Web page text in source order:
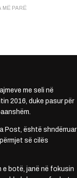
MË PARË
me seli në
2016, duke pasur për
Post, është shndërruar
së cilës
e botë, janë në fokusin